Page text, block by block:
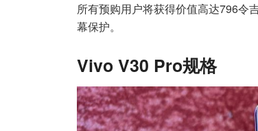
所有预购用户将获得价值高达796令
幕保护。
Vivo V30 Pro规格